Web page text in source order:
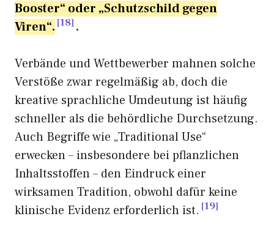
Booster“ oder „Schutzschild gegen
Viren“. 18 .
Verbände und Wettbewerber mahnen solche
Verstöße zwar regelmäßig ab, doch die
kreative sprachliche Umdeutung ist häufig
schneller als die behördliche Durchsetzung.
Auch Begriffe wie „Traditional Use“
erwecken – insbesondere bei pflanzlichen
Inhaltsstoffen – den Eindruck einer
wirksamen Tradition, obwohl dafür keine
klinische Evidenz erforderlich ist. 19